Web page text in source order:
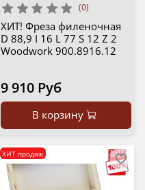
(0)
ХИТ! Фреза филеночная
D 88,9 I 16 L 77 S 12 Z 2
Woodwork 900.8916.12
9 910 Руб
В корзину
ХИТ продаж